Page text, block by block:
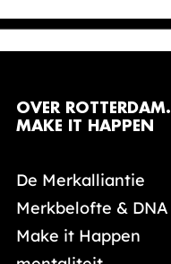
OVER ROTTERDAM.
MAKE IT HAPPEN
De Merkalliantie
Merkbelofte & DNA
Make it Happen